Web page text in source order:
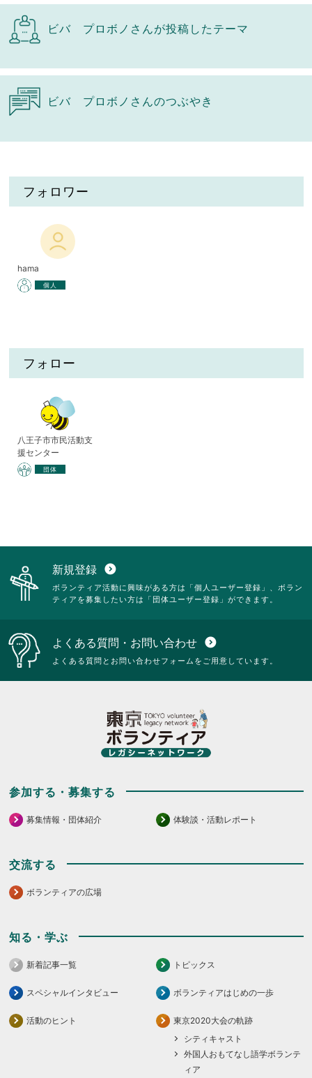
ビバ プロボノさんが投稿したテーマ
ビバ プロボノさんのつぶやき
フォロワー
hama
個人
フォロー
八王子市市民活動支
援センター
団体
新規登録 expand_circle_down
ボランティア活動に興味がある方は「個人ユーザー登録」、ボラン
ティアを募集したい方は「団体ユーザー登録」ができます。
よくある質問・お問い合わせ expand_circle_down
よくある質問とお問い合わせフォームをご用意しています。
参加する・募集する
募集情報・団体紹介 体験談・活動レポート
交流する
ボランティアの広場
知る・学ぶ
新着記事一覧 トピックス
スペシャルインタビュー ボランティアはじめの一歩
活動のヒント
東京2020大会の軌跡
シティキャスト
外国人おもてなし語学ボランテ
ィア